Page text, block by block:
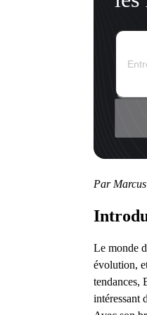
Par
Le monde
évolution,
tendances,
intéressant